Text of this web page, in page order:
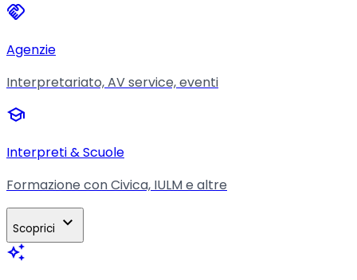
handshake
Agenzie
Interpretariato, AV service, eventi
school
Interpreti & Scuole
Formazione con Civica, IULM e altre
Scoprici expand_more
auto_awesome